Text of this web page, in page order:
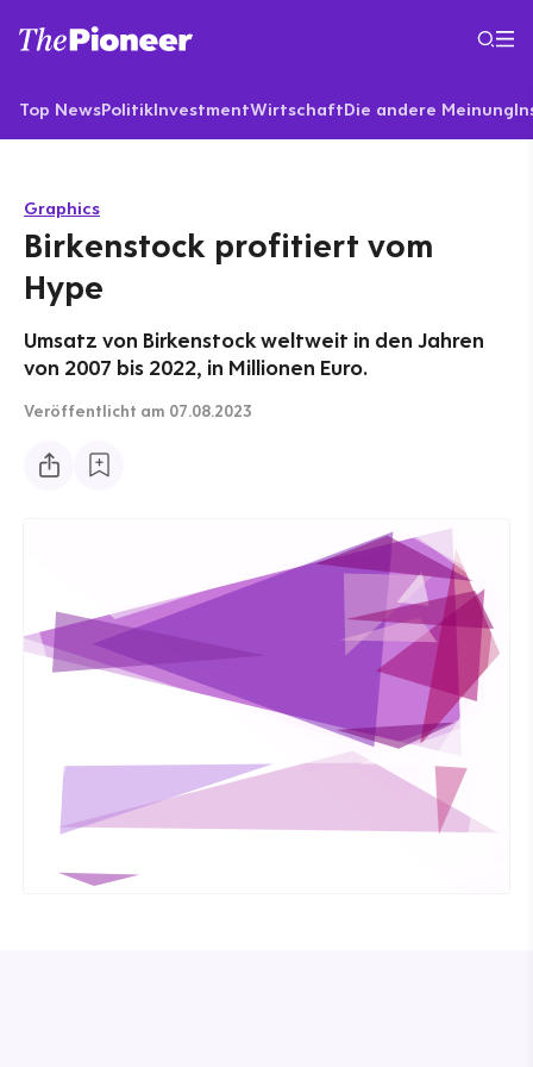
Top NewsPolitikInvestmentWirtschaftDie andere Meinung
Graphics
Birkenstock profitiert vom
Hype
Umsatz von Birkenstock weltweit in den Jahren
von 2007 bis 2022, in Millionen Euro.
Veröffentlicht am 07.08.2023